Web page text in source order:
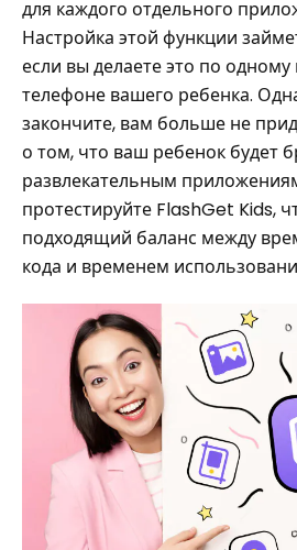
для каждого отдельного
Настройка этой функции
если вы делаете это по
телефоне вашего ребенка.
закончите, вам больше не
о том, что ваш ребенок будет
развлекательным
протестируйте FlashGet Kids,
подходящий баланс между
кода и временем